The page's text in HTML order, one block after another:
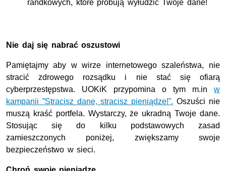
randkowych, które próbują wyłudzić Twoje dane!
Nie daj się nabrać oszustowi
Pamiętajmy aby w wirze internetowego szaleństwa, nie
stracić zdrowego rozsądku i nie stać się ofiarą
cyberprzestępstwa. UOKiK przypomina o tym m.in w
kampanii ”Stracisz dane, stracisz pieniądze!”. Oszuści nie
muszą kraść portfela. Wystarczy, że ukradną Twoje dane.
Stosując się do kilku podstawowych zasad
zamieszczonych poniżej, zwiększamy swoje
bezpieczeństwo w sieci.